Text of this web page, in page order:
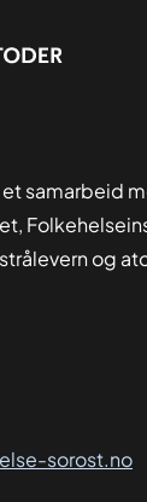
samarbeid
og
sorost.no